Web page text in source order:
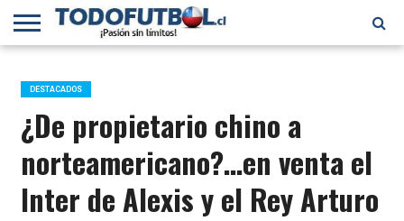
PRIMERA
B
SELECCIÓN
CHILENA
CHILENOS
EN EL
MUNDO
FÚTBOL
INTERNACIONAL
DESTACADOS
¿De propietario chino a
norteamericano?…en venta el
Inter de Alexis y el Rey Arturo